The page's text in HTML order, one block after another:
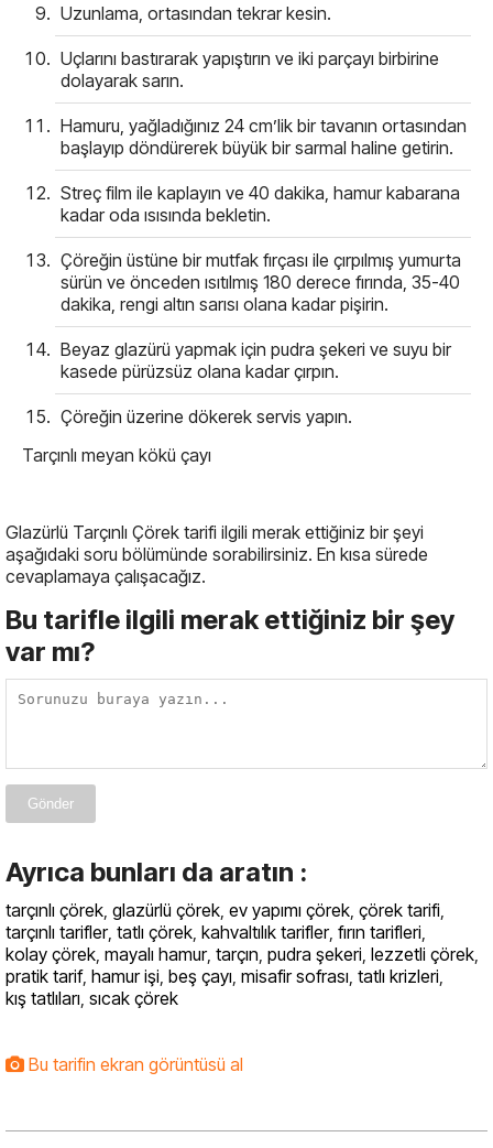
Uzunlama, ortasından tekrar kesin.
Uçlarını bastırarak yapıştırın ve iki parçayı birbirine
dolayarak sarın.
Hamuru, yağladığınız 24 cm’lik bir tavanın ortasından
başlayıp döndürerek büyük bir sarmal haline getirin.
Streç film ile kaplayın ve 40 dakika, hamur kabarana
kadar oda ısısında bekletin.
Çöreğin üstüne bir mutfak fırçası ile çırpılmış yumurta
sürün ve önceden ısıtılmış 180 derece fırında, 35-40
dakika, rengi altın sarısı olana kadar pişirin.
Beyaz glazürü yapmak için pudra şekeri ve suyu bir
kasede pürüzsüz olana kadar çırpın.
Çöreğin üzerine dökerek servis yapın.
Tarçınlı meyan kökü çayı
Glazürlü Tarçınlı Çörek tarifi ilgili merak ettiğiniz bir şeyi
aşağıdaki soru bölümünde sorabilirsiniz. En kısa sürede
cevaplamaya çalışacağız.
Bu tarifle ilgili merak ettiğiniz bir şey
var mı?
Gönder
Ayrıca bunları da aratın :
tarçınlı çörek, glazürlü çörek, ev yapımı çörek, çörek tarifi,
tarçınlı tarifler, tatlı çörek, kahvaltılık tarifler, fırın tarifleri,
kolay çörek, mayalı hamur, tarçın, pudra şekeri, lezzetli çörek,
pratik tarif, hamur işi, beş çayı, misafir sofrası, tatlı krizleri,
kış tatlıları, sıcak çörek
Bu tarifin ekran görüntüsü al